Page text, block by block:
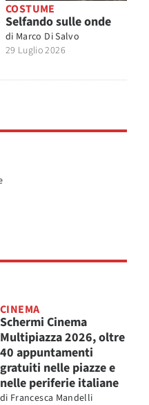
COSTUME
Selfando sulle onde
di Marco Di Salvo
29 Luglio 2026
CINEMA
Schermi Cinema
Multipiazza 2026, oltre
40 appuntamenti
gratuiti nelle piazze e
nelle periferie italiane
di Francesca Mandelli